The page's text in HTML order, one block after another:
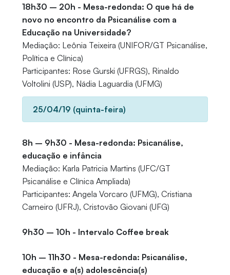
18h30 – 20h - Mesa-redonda: O que há de
novo no encontro da Psicanálise com a
Educação na Universidade?
Mediação: Leônia Teixeira (UNIFOR/GT Psicanálise,
Política e Clínica)
Participantes: Rose Gurski (UFRGS), Rinaldo
Voltolini (USP), Nádia Laguardia (UFMG)
25/04/19 (quinta-feira)
8h – 9h30 - Mesa-redonda: Psicanálise,
educação e infância
Mediação: Karla Patricia Martins (UFC/GT
Psicanálise e Clínica Ampliada)
Participantes: Angela Vorcaro (UFMG), Cristiana
Carneiro (UFRJ), Cristovão Giovani (UFG)
9h30 – 10h - Intervalo Coffee break
10h – 11h30 - Mesa-redonda: Psicanálise,
educação e a(s) adolescência(s)